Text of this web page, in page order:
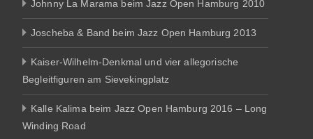
Johnny La Marama beim Jazz Open Hamburg 2010
Joscheba & Band beim Jazz Open Hamburg 2013
Kaiser-Wilhelm-Denkmal und vier allegorische
Begleitfiguren am Sievekingplatz
Kalle Kalima beim Jazz Open Hamburg 2016 – Long
Winding Road